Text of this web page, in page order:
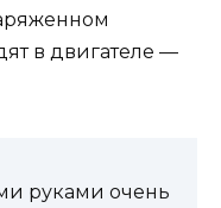
в двигателе —
руками очень